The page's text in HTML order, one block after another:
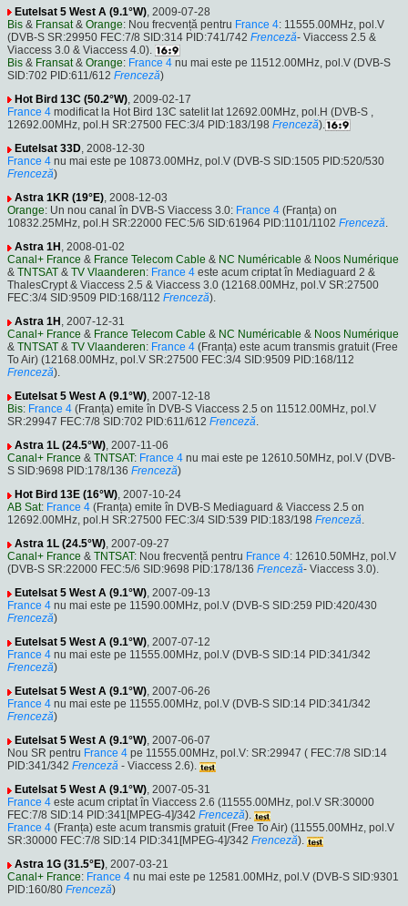
Eutelsat 5 West A (9.1°W) , 2009-07-28
Bis & Fransat& Orange: Nou frecvență pentru France 4: 11555.00MHz, pol.V
(DVB-S SR:29950 FEC:7/8 SID:314 PID:741/742 Frenceză- Viaccess 2.5 &
Viaccess 3.0 & Viaccess 4.0).
Bis & Fransat& Orange: France 4 nu mai este pe 11512.00MHz, pol.V (DVB-S
SID:702 PID:611/612 Frenceză)
Hot Bird 13C (50.2°W), 2009-02-17
France 4 modificat la Hot Bird 13C satelit lat 12692.00MHz, pol.H (DVB-S ,
12692.00MHz, pol.H SR:27500 FEC:3/4 PID:183/198 Frenceză).
Eutelsat 33D, 2008-12-30
France 4 nu mai este pe 10873.00MHz, pol.V (DVB-S SID:1505 PID:520/530
Frenceză)
Astra 1KR (19°E), 2008-12-03
Orange: Un nou canal în DVB-S Viaccess 3.0: France 4 (Franța) on
10832.25MHz, pol.H SR:22000 FEC:5/6 SID:61964 PID:1101/1102 Frenceză.
Astra 1H , 2008-01-02
Canal+ France & France Telecom Cable & NC Numéricable & Noos Numérique
& TNTSAT & TV Vlaanderen: France 4 este acum criptat în Mediaguard 2 &
ThalesCrypt & Viaccess 2.5 & Viaccess 3.0 (12168.00MHz, pol.V SR:27500
FEC:3/4 SID:9509 PID:168/112 Frenceză).
Astra 1H , 2007-12-31
Canal+ France & France Telecom Cable & NC Numéricable & Noos Numérique
& TNTSAT & TV Vlaanderen: France 4 (Franța) este acum transmis gratuit (Free
To Air) (12168.00MHz, pol.V SR:27500 FEC:3/4 SID:9509 PID:168/112
Frenceză).
Eutelsat 5 West A (9.1°W), 2007-12-18
Bis: France 4 (Franța) emite în DVB-S Viaccess 2.5 on 11512.00MHz, pol.V
SR:29947 FEC:7/8 SID:702 PID:611/612 Frenceză.
Astra 1L (24.5°W), 2007-11-06
Canal+ France & TNTSAT: France 4 nu mai este pe 12610.50MHz, pol.V (DVB-
S SID:9698 PID:178/136 Frenceză)
Hot Bird 13E (16°W), 2007-10-24
AB Sat: France 4 (Franța) emite în DVB-S Mediaguard & Viaccess 2.5 on
12692.00MHz, pol.H SR:27500 FEC:3/4 SID:539 PID:183/198 Frenceză.
Astra 1L (24.5°W), 2007-09-27
Canal+ France & TNTSAT: Nou frecvență pentru France 4: 12610.50MHz, pol.V
(DVB-S SR:22000 FEC:5/6 SID:9698 PID:178/136 Frenceză- Viaccess 3.0).
Eutelsat 5 West A (9.1°W), 2007-09-13
France 4 nu mai este pe 11590.00MHz, pol.V (DVB-S SID:259 PID:420/430
Frenceză)
Eutelsat 5 West A (9.1°W), 2007-07-12
France 4 nu mai este pe 11555.00MHz, pol.V (DVB-S SID:14 PID:341/342
Frenceză)
Eutelsat 5 West A (9.1°W), 2007-06-26
France 4 nu mai este pe 11555.00MHz, pol.V (DVB-S SID:14 PID:341/342
Frenceză)
Eutelsat 5 West A (9.1°W), 2007-06-07
Nou SR pentru France 4 pe 11555.00MHz, pol.V: SR:29947 ( FEC:7/8 SID:14
PID:341/342 Frenceză - Viaccess 2.6).
Eutelsat 5 West A (9.1°W), 2007-05-31
France 4 este acum criptat în Viaccess 2.6 (11555.00MHz, pol.V SR:30000
FEC:7/8 SID:14 PID:341[MPEG-4]/342 Frenceză).
France 4 (Franța) este acum transmis gratuit (Free To Air) (11555.00MHz, pol.V
SR:30000 FEC:7/8 SID:14 PID:341[MPEG-4]/342 Frenceză).
Astra 1G (31.5°E), 2007-03-21
Canal+ France: France 4 nu mai este pe 12581.00MHz, pol.V (DVB-S SID:9301
PID:160/80 Frenceză)